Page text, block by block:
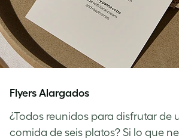
Flyers Alargados
¿Todos reunidos para disfrutar de
comida de seis platos? Si lo que